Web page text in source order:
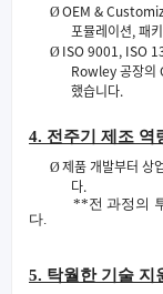
ØOEM &
포뮬레이션,패
Ø ISO 9001, ISO
Rowley공장의
했습니다.
4. 전주기 제조 역
Ø제품 개발부터 상
다.
**전 과정의
다.
5. 탁월한 기술 지